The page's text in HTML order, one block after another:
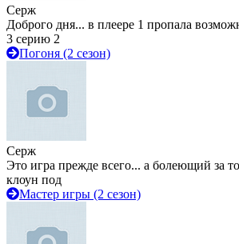
Серж
Доброго дня... в плеере 1 пропала
3 серию 2
Погоня (2 сезон)
Серж
Это игра прежде всего... а болеющий за
клоун под
Мастер игры (2 сезон)